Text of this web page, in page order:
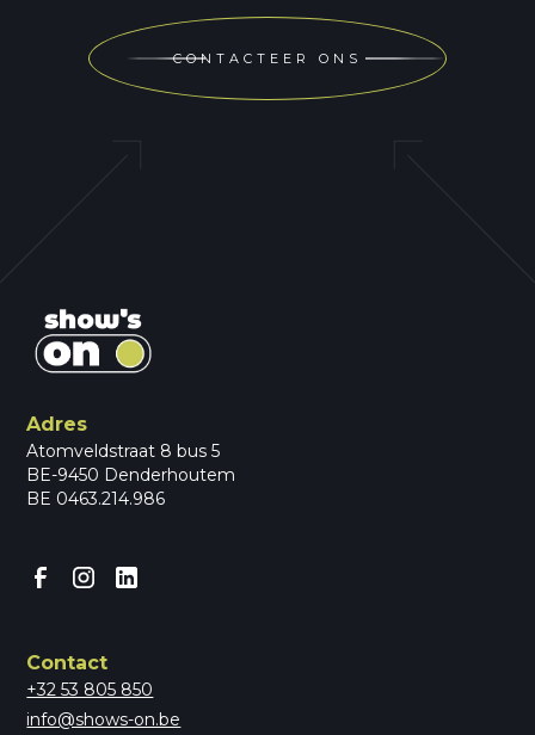
CONTACTEER ONS
Adres
Atomveldstraat 8 bus 5
BE-9450 Denderhoutem
BE 0463.214.986
Contact
+32 53 805 850
info@shows-on.be